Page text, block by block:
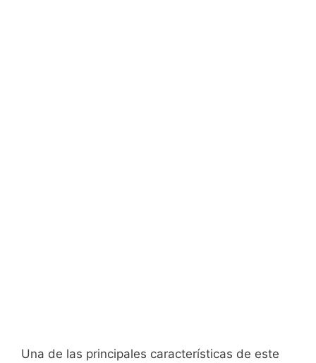
Una de las principales características de este